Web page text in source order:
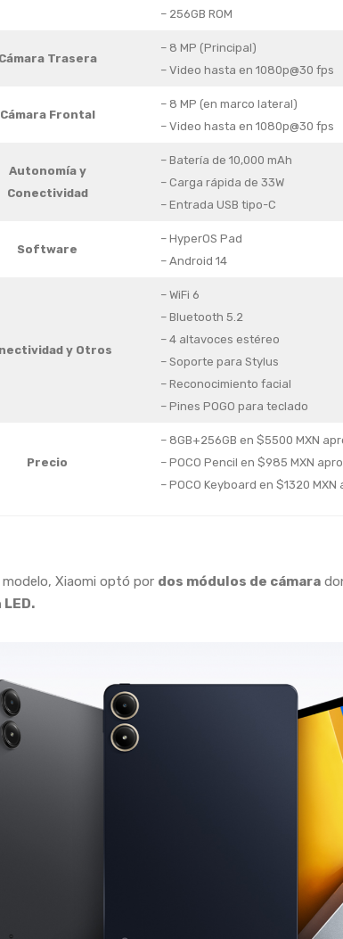
– 256GB ROM
Trasera
– 8 MP (Principal)
– Video hasta en 1080p@30 fps
Cámara Frontal
– 8 MP (en marco lateral)
– Video hasta en 1080p@30 fps
Autonomía y
Conectividad
– Batería de 10,000 mAh
– Carga rápida de 33W
– Entrada USB tipo-C
Software
– HyperOS Pad
– Android 14
y Otros
– WiFi 6
– Bluetooth 5.2
– 4 altavoces estéreo
– Soporte para Stylus
– Reconocimiento facial
– Pines POGO para teclado
Precio
– 8GB+256GB en $5500 MXN
– POCO Pencil en $985 MXN
– POCO Keyboard en $1320 MXN
Xiaomi optó por dos módulos de cámara